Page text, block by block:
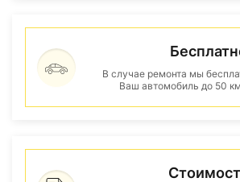
В случае ремонта мы
Ваш автомобиль до 50